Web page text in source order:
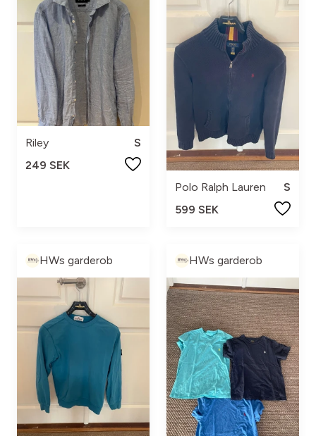
Riley
S
249 SEK
Polo Ralph Lauren
S
599 SEK
HWs garderob HWs garderob